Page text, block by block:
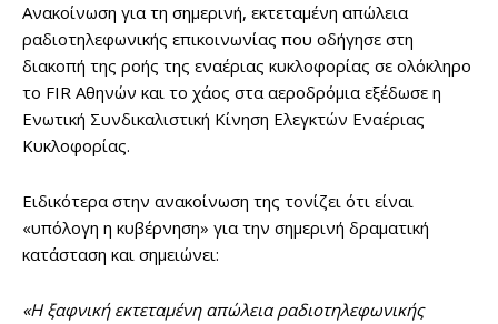
Ανακοίνωση για τη σημερινή, εκτεταμένη απώλεια
ραδιοτηλεφωνικής επικοινωνίας που οδήγησε στη
διακοπή της ροής της εναέριας κυκλοφορίας σε ολόκληρο
το FIR Αθηνών και το χάος στα αεροδρόμια εξέδωσε η
Ενωτική Συνδικαλιστική Κίνηση Ελεγκτών Εναέριας
Κυκλοφορίας.
Ειδικότερα στην ανακοίνωση της τονίζει ότι είναι
«υπόλογη η κυβέρνηση» για την σημερινή δραματική
κατάσταση και σημειώνει:
«Η ξαφνική εκτεταμένη απώλεια ραδιοτηλεφωνικής